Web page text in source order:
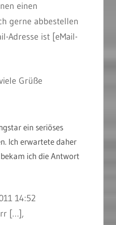
einen
gerne abbestellen
Adresse ist [eMail-
Grüße
ein seriöses
Ich erwartete daher
ich die Antwort
14:52
[…],